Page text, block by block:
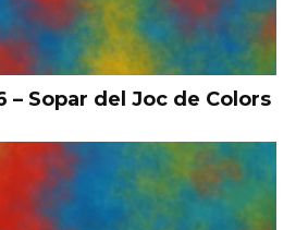
– Sopar del Joc de Colors